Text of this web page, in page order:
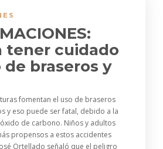
tener cuidado
de braseros y
fomentan el uso de braseros
y eso puede ser fatal, debido a la
de carbono. Niños y adultos
propensos a estos accidentes
Ortellado señaló que el peligro